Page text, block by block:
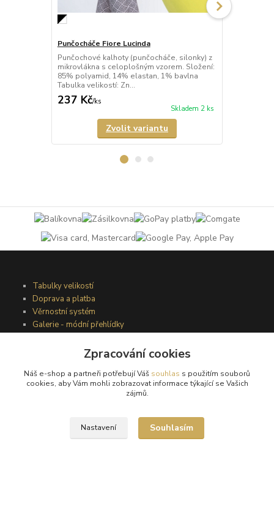
Punčocháče Fiore Lucinda
Punčochové kalhoty (punčocháče, silonky) z
mikrovlákna s celoplošným vzorem. Složení:
85% polyamid, 14% elastan, 1% bavlna
Tabulka velikostí: Zn...
237 Kč/ks
Skladem 2 ks
Zvolit variantu
Tabulky velikostí
Doprava a platba
Věrnostní systém
Galerie - módní přehlídky
Podmínky užití webového rozhraní
Obchodní podmínky
Zpracování cookies
Náš e-shop a partneři potřebují Váš souhlas s použitím souborů
cookies, aby Vám mohli zobrazovat informace týkající se Vašich
zájmů.
Nastavení Souhlasím